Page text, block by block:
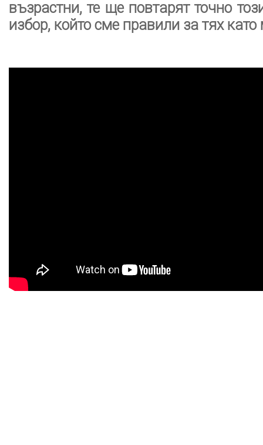
възрастни, те ще повтарят точно
избор, който сме правили за тях